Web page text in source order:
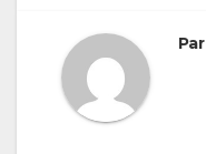
Par